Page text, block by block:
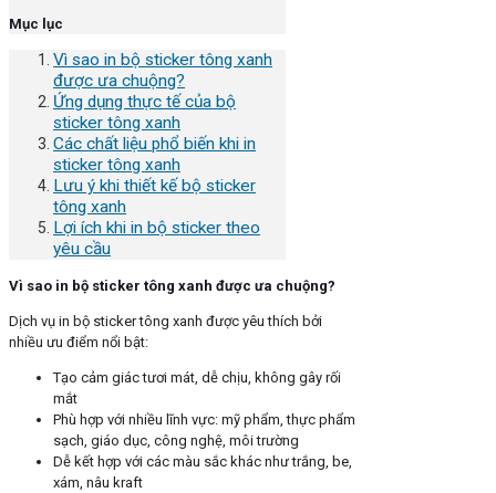
Mục lục
Vì sao in bộ sticker tông xanh
được ưa chuộng?
Ứng dụng thực tế của bộ
sticker tông xanh
Các chất liệu phổ biến khi in
sticker tông xanh
Lưu ý khi thiết kế bộ sticker
tông xanh
Lợi ích khi in bộ sticker theo
yêu cầu
Vì sao in bộ sticker tông xanh được ưa chuộng?
Dịch vụ in bộ sticker tông xanh được yêu thích bởi
nhiều ưu điểm nổi bật:
Tạo cảm giác tươi mát, dễ chịu, không gây rối
mắt
Phù hợp với nhiều lĩnh vực: mỹ phẩm, thực phẩm
sạch, giáo dục, công nghệ, môi trường
Dễ kết hợp với các màu sắc khác như trắng, be,
xám, nâu kraft